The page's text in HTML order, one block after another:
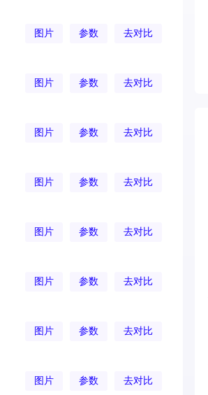
图片 参数 去对比
图片 参数 去对比
图片 参数 去对比
图片 参数 去对比
图片 参数 去对比
图片 参数 去对比
图片 参数 去对比
图片 参数 去对比